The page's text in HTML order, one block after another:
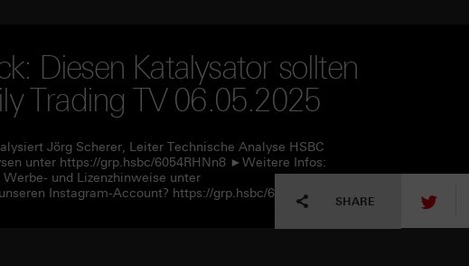
Diesen Katalysator sollten
Trading TV 06.05.2025
Jörg Scherer, Leiter Technische Analyse HSBC
unter https://grp.hsbc/6054RHNn8 ►Weitere Infos:
und Lizenzhinweise unter
Instagram-Account? https://grp.hsbc/6057RHNn1
SHARE tweet